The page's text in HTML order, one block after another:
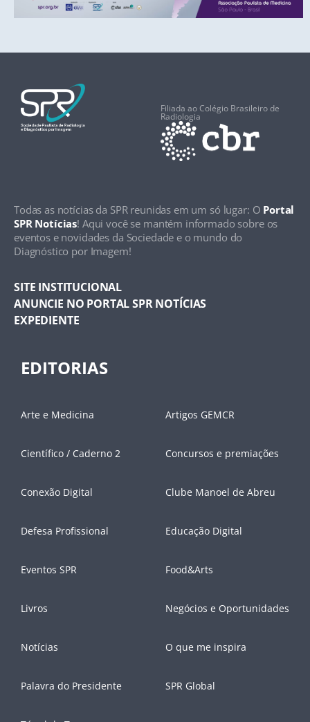
Filiada ao Colégio Brasileiro de
Radiologia
Todas as notícias da SPR reunidas em um só lugar: O Portal
SPR Notícias! Aqui você se mantém informado sobre os
eventos e novidades da Sociedade e o mundo do
Diagnóstico por Imagem!
SITE INSTITUCIONAL
ANUNCIE NO PORTAL SPR NOTÍCIAS
EXPEDIENTE
EDITORIAS
Arte e Medicina Artigos GEMCR
Científico / Caderno 2 Concursos e premiações
Conexão Digital Clube Manoel de Abreu
Defesa Profissional Educação Digital
Eventos SPR Food&Arts
Livros Negócios e Oportunidades
Notícias O que me inspira
Palavra do Presidente SPR Global